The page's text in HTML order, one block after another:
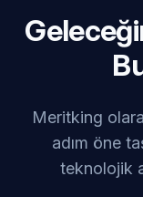
Meritking
adım öne
teknolojik